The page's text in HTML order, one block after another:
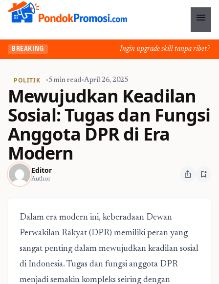
menu
BREAKING Ingin upgrade skill tanpa ribet?
POLITIK •5 min read•April 26, 2025
Mewujudkan Keadilan
Sosial: Tugas dan Fungsi
Anggota DPR di Era
Modern
Editor
Author ios_share bookmark_add
Dalam era modern ini, keberadaan Dewan
Perwakilan Rakyat (DPR) memiliki peran yang
sangat penting dalam mewujudkan keadilan sosial
di Indonesia. Tugas dan fungsi anggota DPR
menjadi semakin kompleks seiring dengan